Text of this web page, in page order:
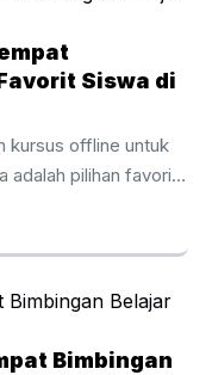
siswa lebih
tantangan soal.
hingga sekolah
belajarnya
Bimbel ini
...
Siswa di
kursus offline untuk
adalah pilihan favorit
Kelusa
dengan lebih
membuat siswa
tantangan
Bimbingan